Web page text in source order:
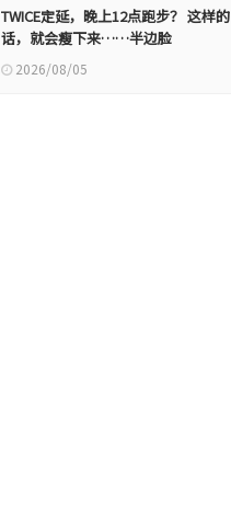
TWICE定延，晚上12点跑步？ 这样的
话，就会瘦下来……半边脸
2026/08/05